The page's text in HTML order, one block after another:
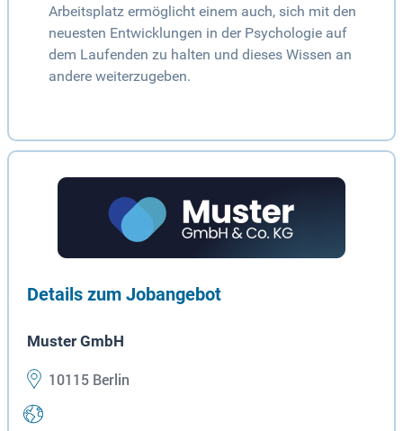
Arbeitsplatz ermöglicht einem auch, sich mit den
neuesten Entwicklungen in der Psychologie auf
dem Laufenden zu halten und dieses Wissen an
andere weiterzugeben.
Details zum Jobangebot
Muster GmbH
10115 Berlin